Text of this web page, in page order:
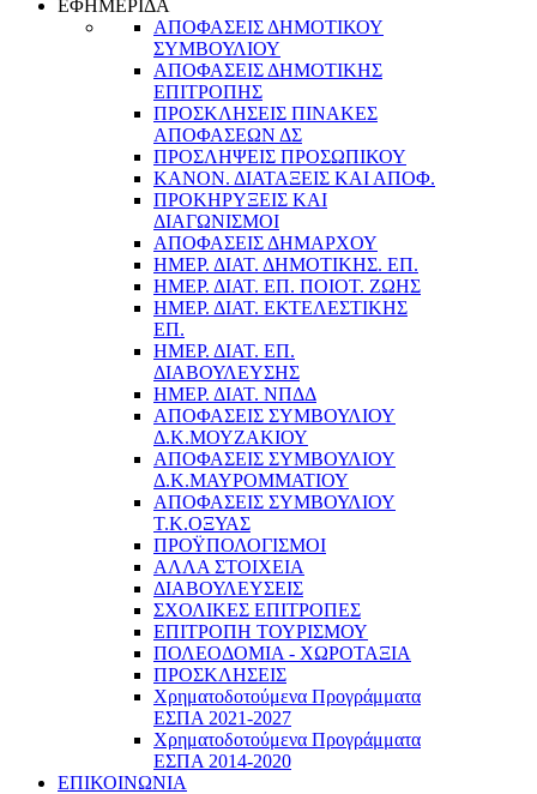
ΕΦΗΜΕΡΙΔΑ
ΑΠΟΦΑΣΕΙΣ ΔΗΜΟΤΙΚΟΥ
ΣΥΜΒΟΥΛΙΟΥ
ΑΠΟΦΑΣΕΙΣ ΔΗΜΟΤΙΚΗΣ
ΕΠΙΤΡΟΠΗΣ
ΠΡΟΣΚΛΗΣΕΙΣ ΠΙΝΑΚΕΣ
ΑΠΟΦΑΣΕΩΝ ΔΣ
ΠΡΟΣΛΗΨΕΙΣ ΠΡΟΣΩΠΙΚΟΥ
ΚΑΝΟΝ. ΔΙΑΤΑΞΕΙΣ ΚΑΙ ΑΠΟΦ.
ΠΡΟΚΗΡΥΞΕΙΣ ΚΑΙ
ΔΙΑΓΩΝΙΣΜΟΙ
ΑΠΟΦΑΣΕΙΣ ΔΗΜΑΡΧΟΥ
ΗΜΕΡ. ΔΙΑΤ. ΔΗΜΟΤΙΚΗΣ. ΕΠ.
ΗΜΕΡ. ΔΙΑΤ. ΕΠ. ΠΟΙOΤ. ΖΩΗΣ
ΗΜΕΡ. ΔΙΑΤ. ΕΚΤΕΛΕΣΤΙΚΗΣ
ΕΠ.
ΗΜΕΡ. ΔΙΑΤ. ΕΠ.
ΔΙΑΒΟΥΛΕΥΣΗΣ
ΗΜΕΡ. ΔΙΑΤ. ΝΠΔΔ
ΑΠΟΦΑΣΕΙΣ ΣΥΜΒΟΥΛΙΟΥ
Δ.Κ.ΜΟΥΖΑΚΙΟΥ
ΑΠΟΦΑΣΕΙΣ ΣΥΜΒΟΥΛΙΟΥ
Δ.Κ.ΜΑΥΡΟΜΜΑΤΙΟΥ
ΑΠΟΦΑΣΕΙΣ ΣΥΜΒΟΥΛΙΟΥ
Τ.Κ.ΟΞΥΑΣ
ΠΡΟΫΠΟΛΟΓΙΣΜΟΙ
ΑΛΛΑ ΣΤΟΙΧΕΙΑ
ΔΙΑΒΟΥΛΕΥΣΕΙΣ
ΣΧΟΛΙΚΕΣ ΕΠΙΤΡΟΠΕΣ
ΕΠΙΤΡΟΠΗ ΤΟΥΡΙΣΜΟΥ
ΠΟΛΕΟΔΟΜΙΑ - ΧΩΡΟΤΑΞΙΑ
ΠΡΟΣΚΛΗΣΕΙΣ
Χρηματοδοτούμενα Προγράμματα
ΕΣΠΑ 2021-2027
Χρηματοδοτούμενα Προγράμματα
ΕΣΠΑ 2014-2020
ΕΠΙΚΟΙΝΩΝΙΑ